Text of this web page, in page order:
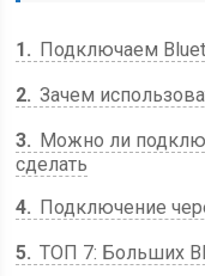
1
Подключаем
2 Зачем
3
Можно ли
сделать
4
Подключение
5 ТОП 7: Больших